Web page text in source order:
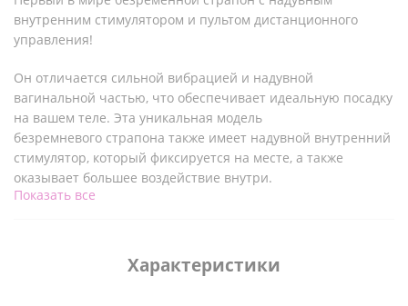
внутренним стимулятором и пультом дистанционного
управления!
Он отличается сильной вибрацией и надувной
вагинальной частью, что обеспечивает идеальную посадку
на вашем теле. Эта уникальная модель
безремневого страпона также имеет надувной внутренний
стимулятор, который фиксируется на месте, а также
оказывает большее воздействие внутри.
гладкий стержень в партнера. Для большего удобства
беспроводной пульт дистанционного управления
Показать все
Характеристики